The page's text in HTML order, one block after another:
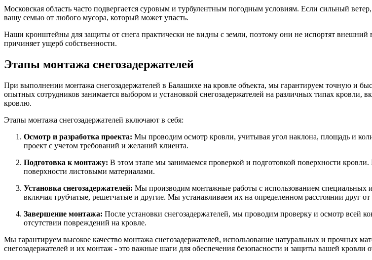
Московская область часто подвергается суровым и турбулентным погодным условиям. Если сильный
вашу семью от любого мусора, который может упасть.
Наши кронштейны для защиты от снега практически не видны с земли, поэтому они не испортят
причиняет ущерб собственности.
Этапы монтажа снегозадержателей
При выполнении монтажа снегозадержателей в Балашихе на кровле объекта, мы гарантируем точную и
опытных сотрудников занимается выбором и установкой снегозадержателей на различных типах
кровлю.
Этапы монтажа снегозадержателей включают в себя:
Осмотр и разработка проекта: Мы проводим осмотр кровли, учитывая угол наклона, площадь и
проект с учетом требований и желаний клиента.
Подготовка к монтажу: В этом этапе мы занимаемся проверкой и подготовкой поверхности
поверхности листовыми материалами.
Установка снегозадержателей: Мы производим монтажные работы с использованием специальных
включая трубчатые, решетчатые и другие. Мы устанавливаем их на определенном расстоянии друг
Завершение монтажа: После установки снегозадержателей, мы проводим проверку и осмотр всей
отсутствии повреждений на кровле.
Мы гарантируем высокое качество монтажа снегозадержателей, использование натуральных и прочных
снегозадержателей и их монтаж - это важные шаги для обеспечения безопасности и защиты вашей кровли